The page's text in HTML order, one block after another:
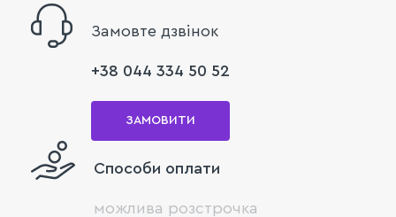
Замовте дзвінок
+38 044 334 50 52
ЗАМОВИТИ
Способи оплати
можлива розстрочка